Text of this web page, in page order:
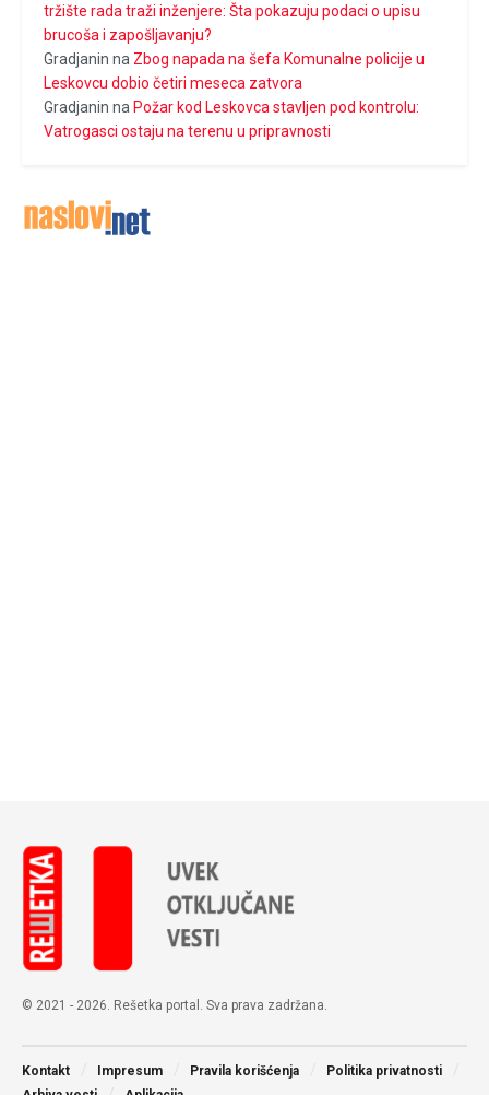
tržište rada traži inženjere: Šta pokazuju podaci o upisu
brucoša i zapošljavanju?
Gradjanin na Zbog napada na šefa Komunalne policije u
Leskovcu dobio četiri meseca zatvora
Gradjanin na Požar kod Leskovca stavljen pod kontrolu:
Vatrogasci ostaju na terenu u pripravnosti
© 2021 - 2026. Rešetka portal. Sva prava zadržana.
Kontakt Impresum Pravila korišćenja
Politika privatnosti